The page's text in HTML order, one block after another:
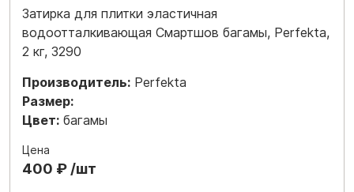
Затирка для плитки эластичная
водоотталкивающая Смартшов багамы, Perfekta,
2 кг, 3290
Производитель: Perfekta
Размер:
Цвет: багамы
Цена
400 ₽ /шт